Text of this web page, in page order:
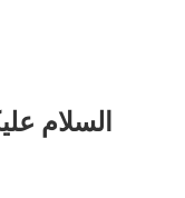
السلام